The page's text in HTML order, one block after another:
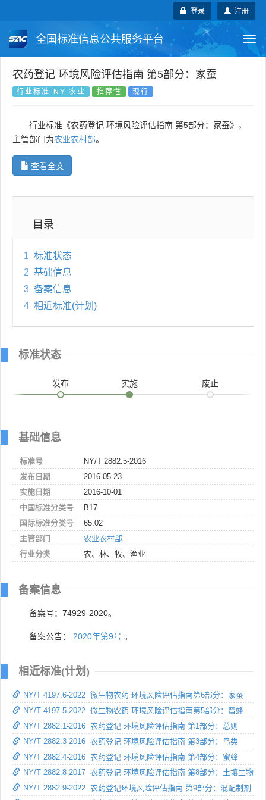
注册
登录
全国标准信息公共服务平台
国家标准 行业标准 地方标准
国外标准 技术委员会
农药登记 环境风险评估指南 第5部分：家蚕
行业标准-NY 农业 推荐性 现行
行业标准《农药登记 环境风险评估指南 第5部分：家蚕》，
主管部门为农业农村部。
查看全文
目录
1 标准状态
2 基础信息
3 备案信息
4 相近标准(计划)
标准状态
发布 实施 废止
基础信息
标准号
NY/T 2882.5-2016
发布日期
2016-05-23
实施日期
2016-10-01
中国标准分类号
B17
国际标准分类号
65.02
主管部门
农业农村部
行业分类
农、林、牧、渔业
备案信息
备案号：74929-2020。
备案公告： 2020年第9号 。
相近标准(计划)
NY/T 4197.6-2022 微生物农药 环境风险评估指南第6部分：家蚕
NY/T 4197.5-2022 微生物农药 环境风险评估指南第5部分：蜜蜂
NY/T 2882.1-2016 农药登记 环境风险评估指南 第1部分：总则
NY/T 2882.3-2016 农药登记 环境风险评估指南 第3部分：鸟类
NY/T 2882.4-2016 农药登记 环境风险评估指南 第4部分：蜜蜂
NY/T 2882.8-2017 农药登记 环境风险评估指南 第8部分：土壤生物
NY/T 2882.9-2022 农药登记环境风险评估指南 第9部分：混配制剂